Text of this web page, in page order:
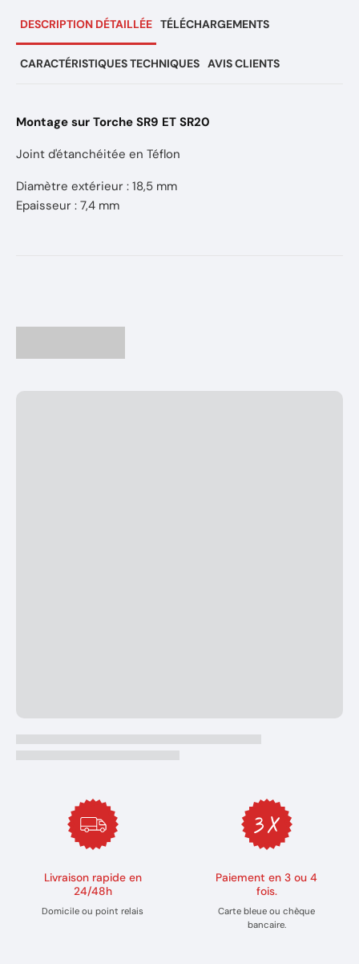
DESCRIPTION DÉTAILLÉE TÉLÉCHARGEMENTS
CARACTÉRISTIQUES TECHNIQUES AVIS CLIENTS
Montage sur Torche SR9 ET SR20
Joint d'étanchéitée en Téflon
Diamètre extérieur : 18,5 mm
Epaisseur : 7,4 mm
Livraison rapide en
24/48h
Domicile ou point relais
Paiement en 3 ou 4
fois.
Carte bleue ou chèque
bancaire.